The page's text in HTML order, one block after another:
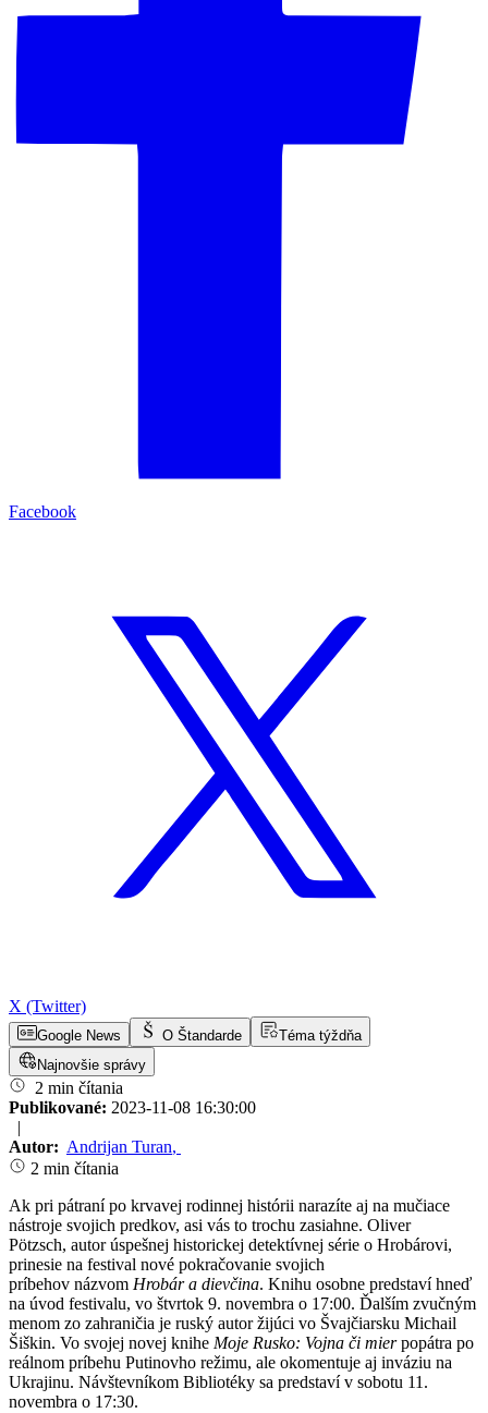
Facebook
X (Twitter)
Google News O Štandarde
Téma týždňa
Najnovšie správy
2 min čítania
Publikované: 2023-11-08 16:30:00
|
Autor: Andrijan Turan,
2 min čítania
Ak pri pátraní po krvavej rodinnej histórii narazíte aj na mučiace
nástroje svojich predkov, asi vás to trochu zasiahne. Oliver
Pötzsch, autor úspešnej historickej detektívnej série o Hrobárovi,
prinesie na festival nové pokračovanie svojich
príbehov názvom Hrobár a dievčina. Knihu osobne predstaví hneď
na úvod festivalu, vo štvrtok 9. novembra o 17:00. Ďalším zvučným
menom zo zahraničia je ruský autor žijúci vo Švajčiarsku Michail
Šiškin. Vo svojej novej knihe Moje Rusko: Vojna či mierpopátra po
reálnom príbehu Putinovho režimu, ale okomentuje aj inváziu na
Ukrajinu. Návštevníkom Bibliotéky sa predstaví v sobotu 11.
novembra o 17:30.